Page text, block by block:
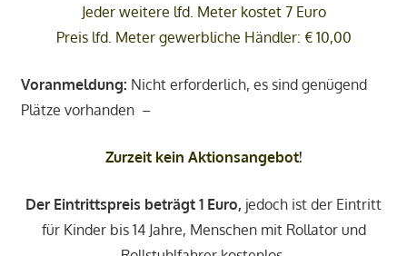
Jeder weitere lfd. Meter kostet 7 Euro
Preis lfd. Meter gewerbliche Händler: € 10,00
Voranmeldung: Nicht erforderlich, es sind genügend
Plätze vorhanden –
Zurzeit kein Aktionsangebot!
Der Eintrittspreis beträgt 1 Euro, jedoch ist der Eintritt
für Kinder bis 14 Jahre, Menschen mit Rollator und